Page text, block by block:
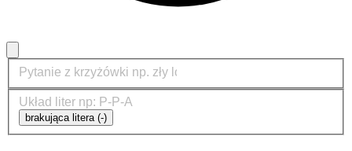
brakująca litera (-)